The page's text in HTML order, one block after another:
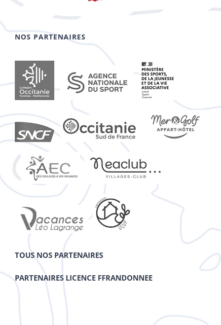
NOS PARTENAIRES
TOUS NOS PARTENAIRES
PARTENAIRES LICENCE FFRANDONNEE